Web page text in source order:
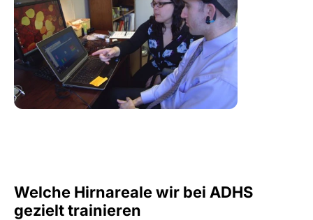
Welche Hirnareale wir bei ADHS
gezielt trainieren